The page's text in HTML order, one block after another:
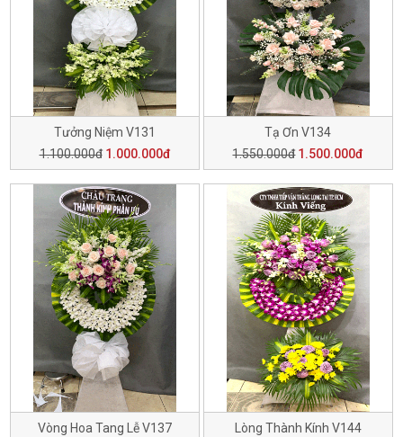
Tưởng Niệm V131
1.100.000đ 1.000.000đ
Tạ Ơn V134
1.550.000đ 1.500.000đ
Vòng Hoa Tang Lễ V137
Lòng Thành Kính V144